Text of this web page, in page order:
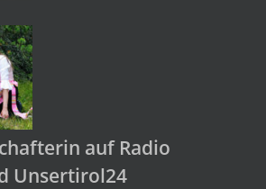
auf Radio
Unsertirol24